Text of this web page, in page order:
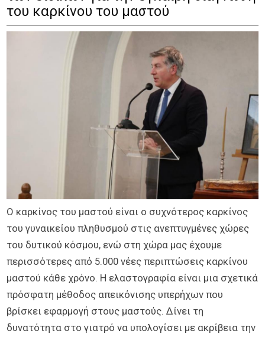
ΕΞΩΣΩΜΑΤΙΚΗ
Info
Στάδια
More
ΕΓΚΥΜΟΣΥΝΗ
1ο Τρίμηνο
2ο Τρίμηνο
3ο Τρίμηνο
Χρήσιμα
ΑΛΗΘΙΝΕΣ ΙΣΤΟΡΙΕΣ
EXPERTS
IVF Experts
Κέντρα
του καρκίνου του μαστού
Ο καρκίνος του μαστού είναι ο συχνότερος καρκίνος
του γυναικείου πληθυσμού στις ανεπτυγμένες χώρες
του δυτικού κόσμου, ενώ στη χώρα μας έχουμε
περισσότερες από 5.000 νέες περιπτώσεις καρκίνου
μαστού κάθε χρόνο. Η ελαστογραφία είναι μια σχετικά
πρόσφατη μέθοδος απεικόνισης υπερήχων που
βρίσκει εφαρμογή στους μαστούς. Δίνει τη
δυνατότητα στο γιατρό να υπολογίσει με ακρίβεια την